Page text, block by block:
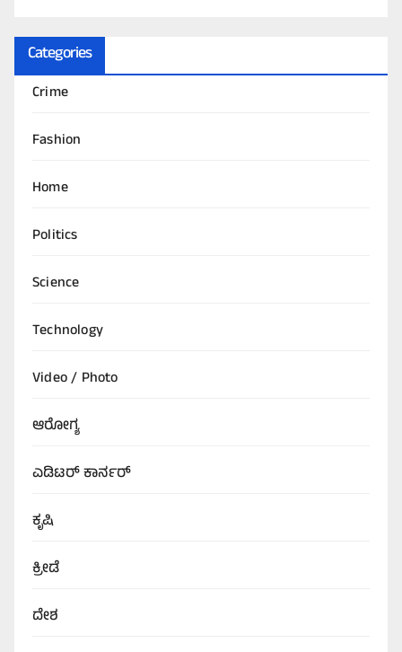
Categories
Crime
Fashion
Home
Politics
Science
Technology
Video / Photo
ಆರೋಗ್ಯ
ಎಡಿಟರ್‌ ಕಾರ್ನರ್
ಕೃಷಿ
ಕ್ರೀಡೆ
ದೇಶ